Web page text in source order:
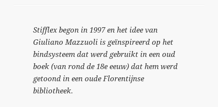
Stifflex begon in 1997 en het idee van
Giuliano Mazzuoli is geïnspireerd op het
bindsysteem dat werd gebruikt in een oud
boek (van rond de 18e eeuw) dat hem werd
getoond in een oude Florentijnse
bibliotheek.